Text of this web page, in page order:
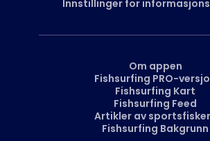
Innstillinger for
Om appen
Fishsurfing PRO-
Fishsurfing Kart
Fishsurfing Feed
Artikler av
Fishsurfing Bakgrunn